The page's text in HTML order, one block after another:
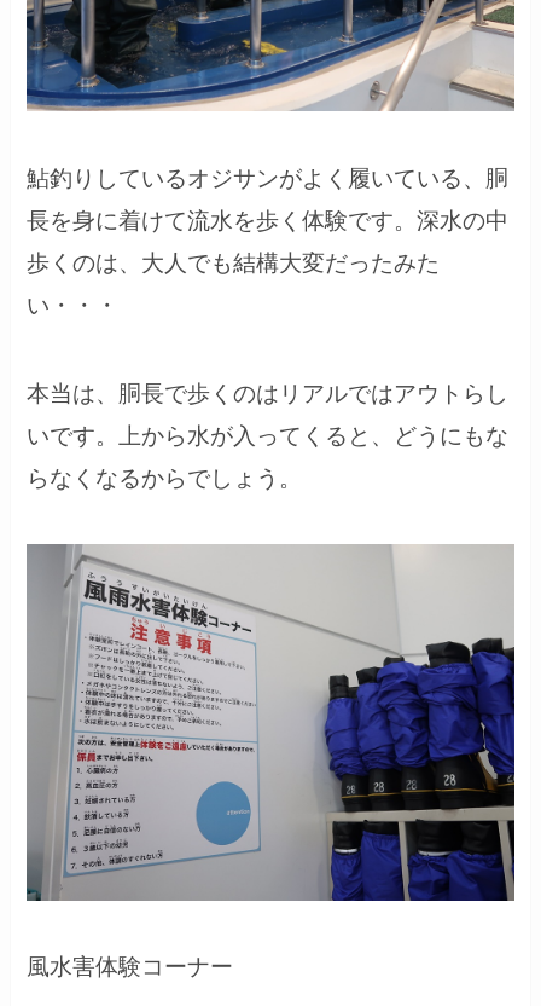
鮎釣りしているオジサンがよく履いている、胴
長を身に着けて流水を歩く体験です。深水の中
歩くのは、大人でも結構大変だったみた
い・・・
本当は、胴長で歩くのはリアルではアウトらし
いです。上から水が入ってくると、どうにもな
らなくなるからでしょう。
風水害体験コーナー